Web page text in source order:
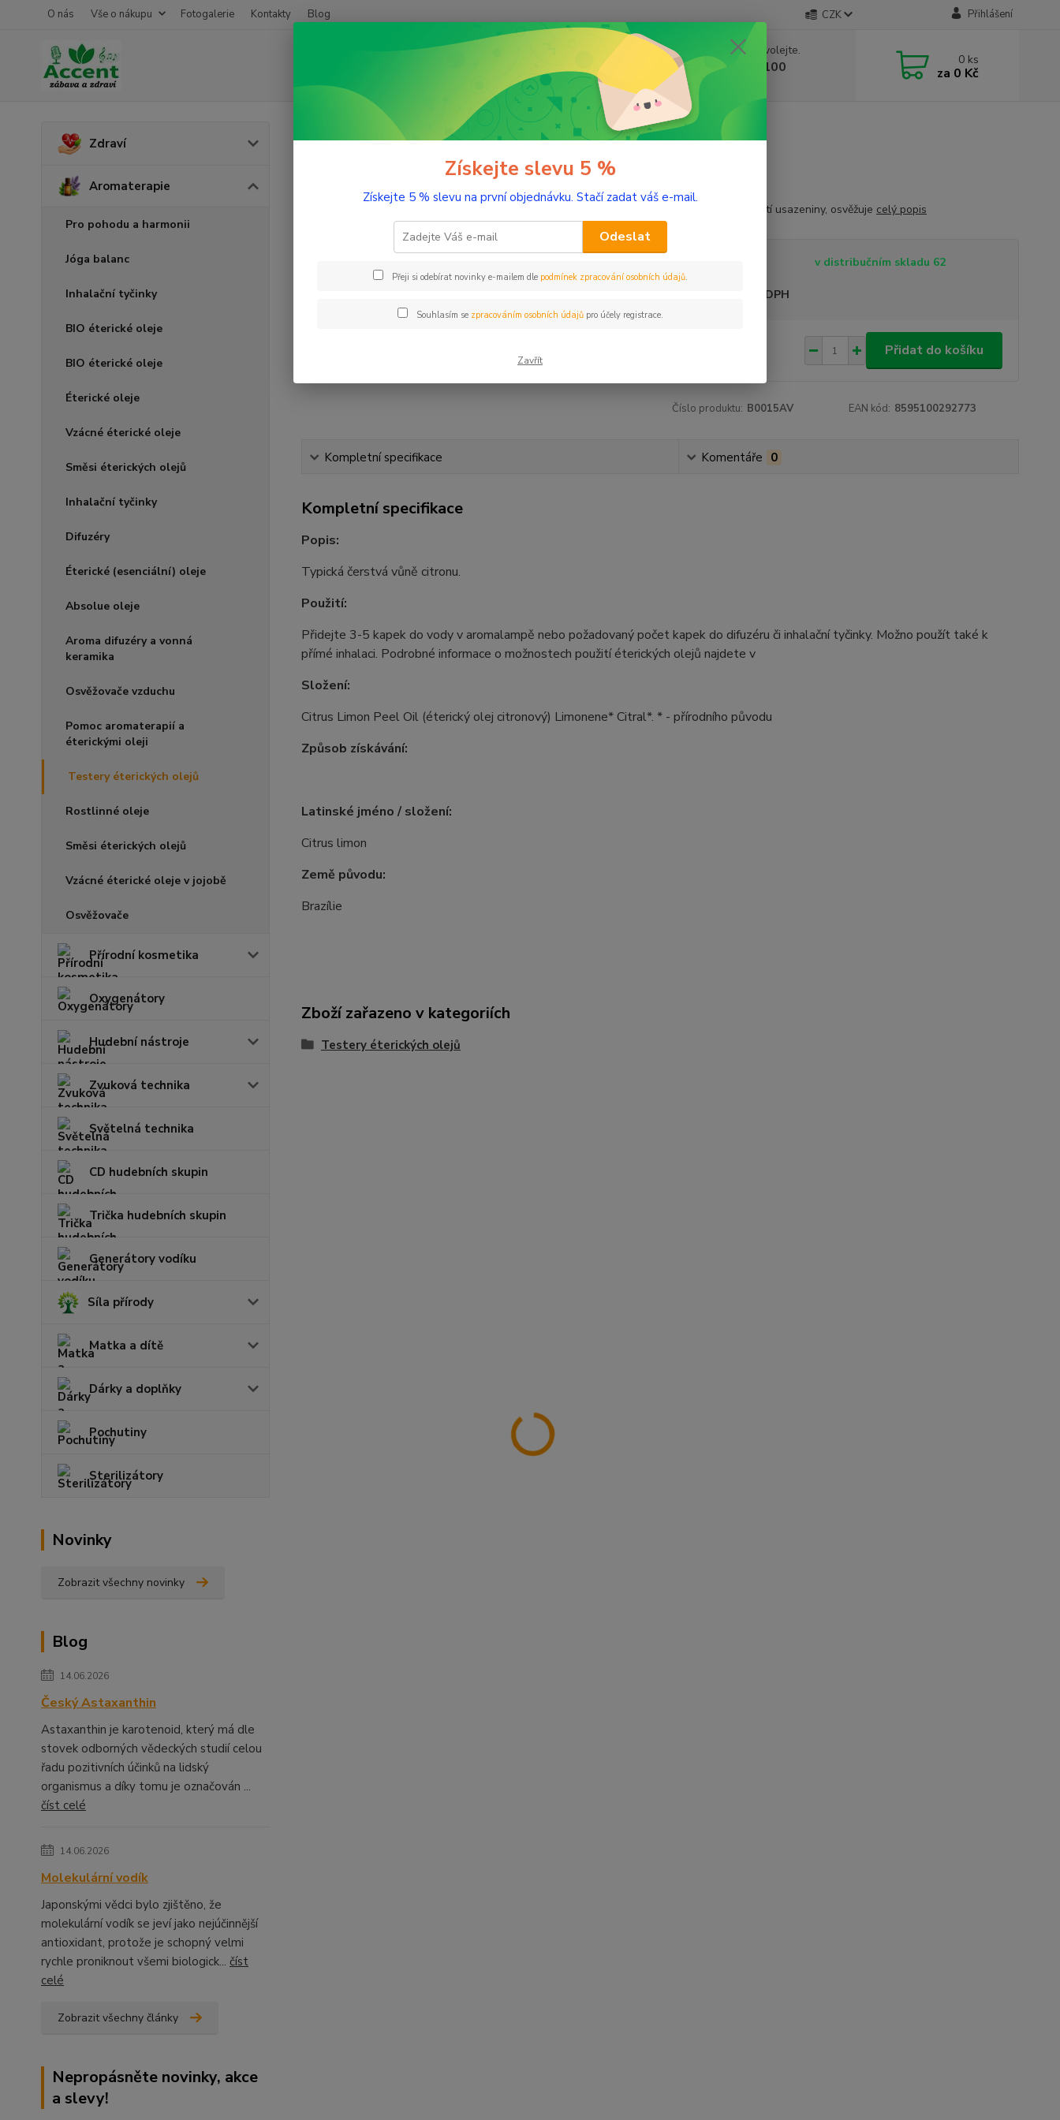
O nás Vše o nákupu Fotogalerie Kontakty Blog CZK Přihlášení
Nevíte si rady? Zavolejte.
+420 603 332 100
(Po-Pá, 10-17 hod.)
0 ks
za 0 Kč
Zdraví
Aromaterapie
Pro pohodu a harmonii
Jóga balanc
Inhalační tyčinky
BIO éterické oleje
BIO éterické oleje
Éterické oleje
Vzácné éterické oleje
Směsi éterických olejů
Inhalační tyčinky
Difuzéry
Éterické (esenciální) oleje
Absolue oleje
Aroma difuzéry a vonná
keramika
Osvěžovače vzduchu
Pomoc aromaterapií a
éterickými oleji
Testery éterických olejů
Rostlinné oleje
Směsi éterických olejů
Vzácné éterické oleje v jojobě
Osvěžovače
Přírodní kosmetika
Oxygenátory
Hudební nástroje
Zvuková technika
Světelná technika
CD hudebních skupin
Trička hudebních skupin
Generátory vodíku
Síla přírody
Matka a dítě
Dárky a doplňky
Pochutiny
Sterilizátory
Novinky
Zobrazit všechny novinky
Blog
14.06.2026
Český Astaxanthin
Astaxanthin je karotenoid, který má dle
stovek odborných vědeckých studií celou
řadu pozitivních účinků na lidský
organismus a díky tomu je označován ...
číst celé
14.06.2026
Molekulární vodík
Japonskými vědci bylo zjištěno, že
molekulární vodík se jeví jako nejúčinnější
antioxidant, protože je schopný velmi
rychle proniknout všemi biologick... číst
celé
Zobrazit všechny články
Nepropásněte novinky, akce
a slevy!
Aromaterapie Testery éterických olejů Bio Citron 2 ml tester sklo
Bio Citron 2 ml tester sklo
Pročišťuje, rozpouští usazeniny, osvěžuje celý popis
v distribučním skladu 62
Nejsme plátci DPH
Přidat do košíku
Číslo produktu: B0015AV EAN kód: 8595100292773
Kompletní specifikace Komentáře 0
Kompletní specifikace
Popis:
Typická čerstvá vůně citronu.
Použití:
Přidejte 3-5 kapek do vody v aromalampě nebo požadovaný počet kapek do difuzéru či inhalační tyčinky. Možno použít také k
přímé inhalaci. Podrobné informace o možnostech použití éterických olejů najdete v
Složení:
Citrus Limon Peel Oil (éterický olej citronový) Limonene* Citral*. * - přírodního původu
Způsob získávání:
Latinské jméno / složení:
Citrus limon
Země původu:
Brazílie
Zboží zařazeno v kategoriích
Testery éterických olejů
Získejte slevu 5 %
Získejte 5 % slevu na první objednávku. Stačí zadat váš e-mail.
Odeslat
Přeji si odebírat novinky e-mailem dle podmínek zpracování osobních údajů.
Souhlasím se zpracováním osobních údajůpro účely registrace.
Zavřít